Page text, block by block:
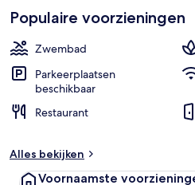
Populaire voorzieningen
Zwembad
Parkeerplaatsen
beschikbaar
Restaurant
Alles bekijken
Voornaamste